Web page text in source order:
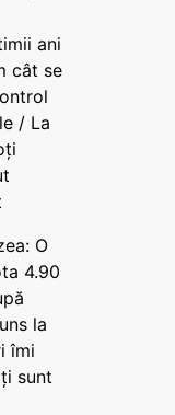
ani
cât se
/ La
O
4.90
la
îmi
sunt